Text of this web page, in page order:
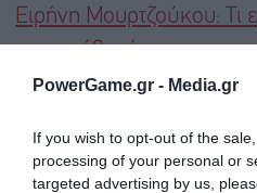
PowerGame.gr - Media.gr
If you wish to opt-out of the
processing of your personal or
targeted advertising by us,
Ειρήνη Μουρτζούκου: Τι
την κατάθεσή της
Δημοκρατία δεν ξεχνά